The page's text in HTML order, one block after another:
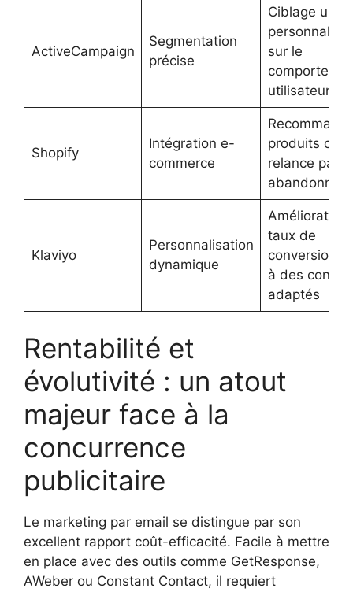
ActiveCampaign
Segmentation
précise
Ciblage
personnalisé
sur le
utilisateur
Shopify
Intégration e-
commerce
produits
relance
abandonné
Klaviyo
Personnalisation
dynamique
Amélioration
taux de
conversion
à des
adaptés
Rentabilité et
évolutivité : un atout
majeur face à la
concurrence
publicitaire
Le marketing par email se distingue par son
excellent rapport coût-efficacité. Facile à mettre
en place avec des outils comme GetResponse,
AWeber ou Constant Contact, il requiert